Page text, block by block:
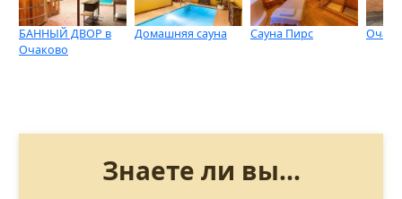
БАННЫЙ ДВОР в
Очаково
Домашняя сауна Сауна Пирс
Знаете ли вы...